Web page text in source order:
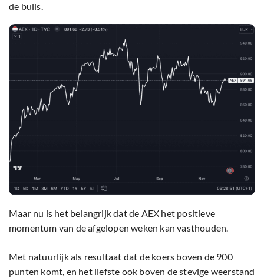
de bulls.
Maar nu is het belangrijk dat de AEX het positieve
momentum van de afgelopen weken kan vasthouden.
Met natuurlijk als resultaat dat de koers boven de 900
punten komt, en het liefste ook boven de stevige weerstand